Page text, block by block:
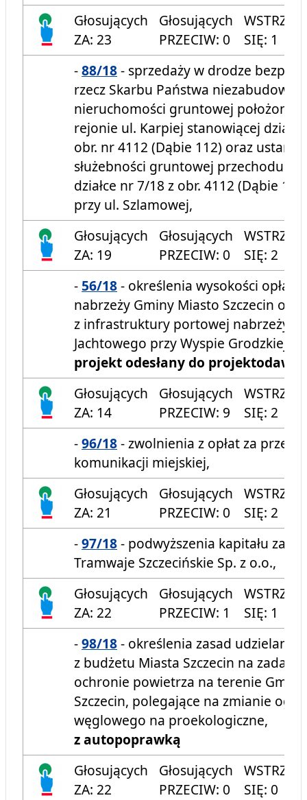
Głosujących
ZA: 23
Głosujących
PRZECIW: 0
SIĘ: 1
-88/18- sprzedaży w drodze
rzecz Skarbu Państwa
nieruchomości gruntowej położonej
rejonie ul. Karpiej stanowiącej
obr. nr 4112 (Dąbie 112) oraz
służebności gruntowej przechodu i
działce nr 7/18 z obr. 4112 (Dąbie
przy ul. Szlamowej,
Głosujących
ZA: 19
Głosujących
PRZECIW: 0
SIĘ: 2
- 56/18- określenia wysokości opłat
nabrzeży Gminy Miasto Szczecin
z infrastruktury portowej nabrzeży i
Jachtowego przy Wyspie Grodzkiej,
projekt odesłany do projektodawcy
Głosujących
ZA: 14
Głosujących
PRZECIW: 9
SIĘ: 2
-96/18- zwolnienia z opłat za
komunikacji miejskiej,
Głosujących
ZA: 21
Głosujących
PRZECIW: 0
SIĘ: 2
-97/18- podwyższenia kapitału
Tramwaje Szczecińskie Sp. z o.o.,
Głosujących
ZA: 22
Głosujących
PRZECIW: 1
SIĘ: 1
-98/18- określenia zasad udzielania
z budżetu Miasta Szczecin na zadania
ochronie powietrza na terenie
Szczecin, polegające na zmianie
węglowego na proekologiczne,
z autopoprawką
Głosujących
ZA: 22
Głosujących
PRZECIW: 0
SIĘ: 0